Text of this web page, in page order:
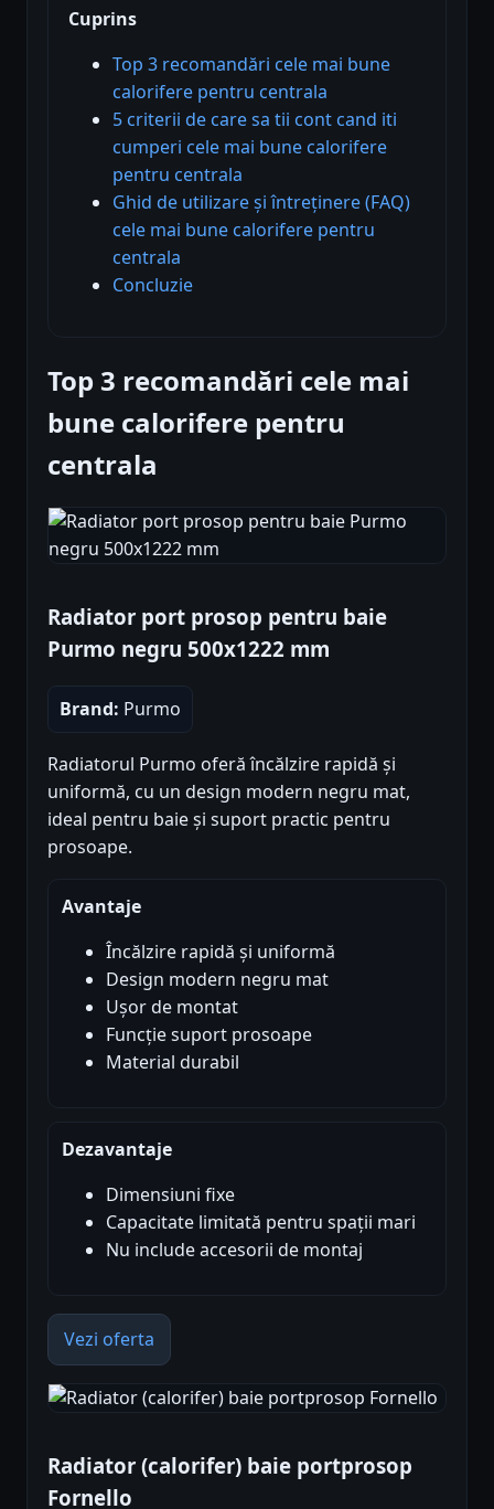
Cuprins
Top 3 recomandări cele mai bune
calorifere pentru centrala
5 criterii de care sa tii cont cand iti
cumperi cele mai bune calorifere
pentru centrala
Ghid de utilizare și întreținere (FAQ)
cele mai bune calorifere pentru
centrala
Concluzie
Top 3 recomandări cele mai
bune calorifere pentru
centrala
Radiator port prosop pentru baie
Purmo negru 500x1222 mm
Brand: Purmo
Radiatorul Purmo oferă încălzire rapidă și
uniformă, cu un design modern negru mat,
ideal pentru baie și suport practic pentru
prosoape.
Avantaje
Încălzire rapidă și uniformă
Design modern negru mat
Ușor de montat
Funcție suport prosoape
Material durabil
Dezavantaje
Dimensiuni fixe
Capacitate limitată pentru spații mari
Nu include accesorii de montaj
Vezi oferta
Radiator (calorifer) baie portprosop
Fornello